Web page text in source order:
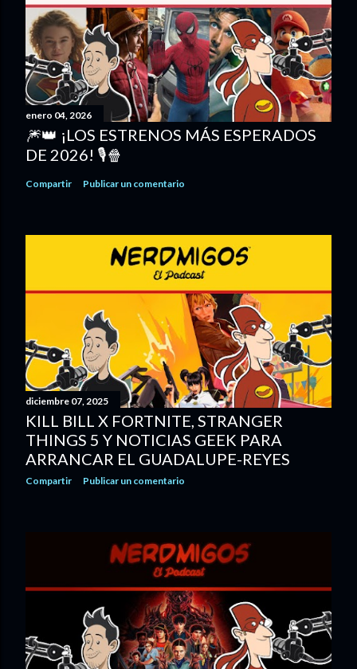
enero 04, 2026
🎆👑 ¡LOS ESTRENOS MÁS ESPERADOS
DE 2026! 🎙️🍿
Compartir Publicar un comentario
diciembre 07, 2025
KILL BILL X FORTNITE, STRANGER
THINGS 5 Y NOTICIAS GEEK PARA
ARRANCAR EL GUADALUPE-REYES
Compartir Publicar un comentario